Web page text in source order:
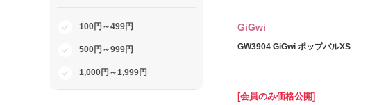
100円～499円
500円～999円
1,000円～1,999円
GiGwi
GW3904 GiGwi ポップバルXS
[会員のみ価格公開]